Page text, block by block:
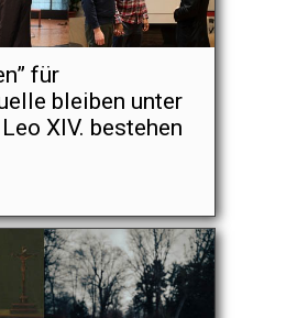
für
bleiben unter
XIV. bestehen